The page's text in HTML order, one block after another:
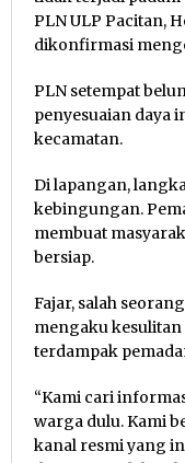
PLN ULP Pacitan,
dikonfirmasi
PLN setempat
penyesuaian daya
kecamatan.
Di lapangan,
kebingungan.
membuat
bersiap.
Fajar, salah
mengaku kesulitan
terdampak
“Kami cari
warga dulu. Kami
kanal resmi yang